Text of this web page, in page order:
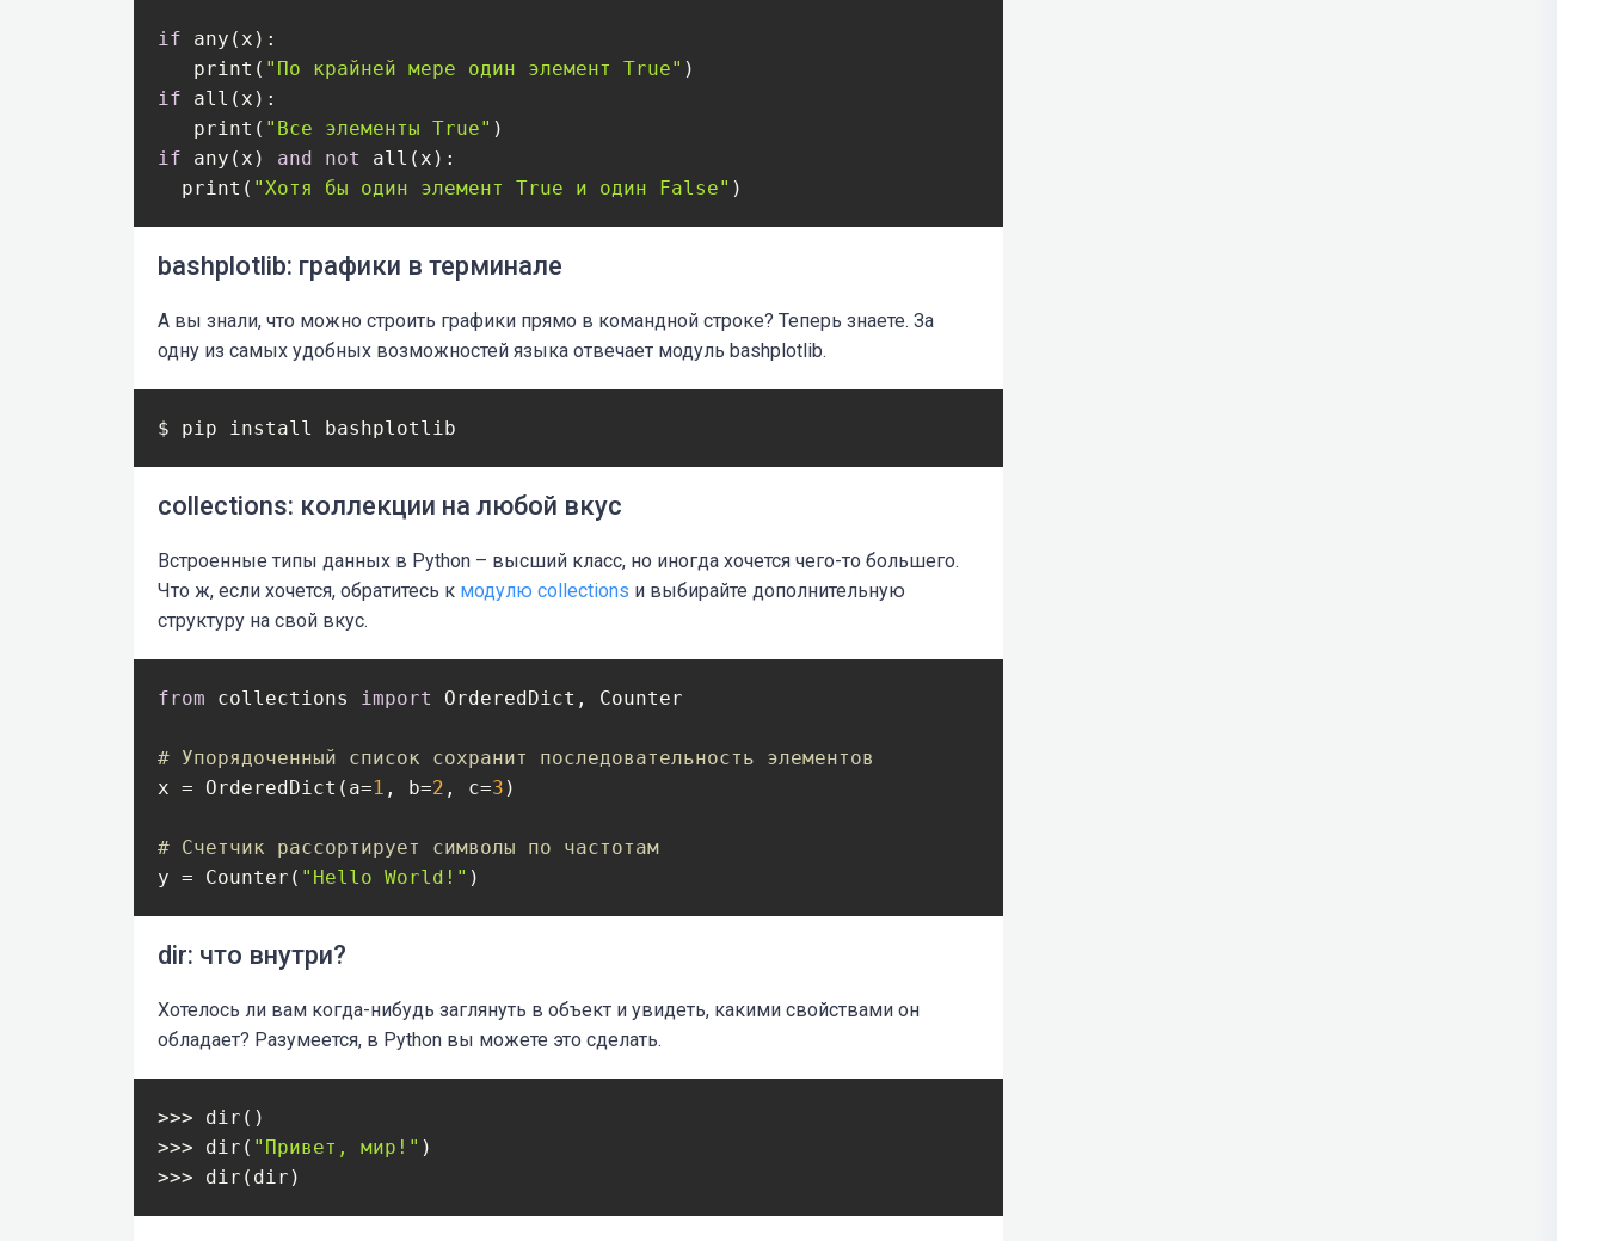
if any(x):
   print(
"По крайней мере один элемент True"
if all(x):
   print(
"Все элементы True"
if any(x) and not
all(x):
  print(
"Хотя бы один элемент True и один False" )
bashplotlib: графики в терминале
А вы знали, что можно строить графики прямо в командной строке? Теперь знаете. За
одну из самых удобных возможностей языка отвечает модуль bashplotlib.
$ pip install bashplotlib
collections: коллекции на любой вкус
Встроенные типы данных в Python – высший класс, но иногда хочется чего-то большего.
Что ж, если хочется, обратитесь к модулю collections и выбирайте дополнительную
структуру на свой вкус.
from collections import OrderedDict, Counter
# Упорядоченный список сохранит последовательность элементов
x = OrderedDict(a=1 , b=2 , c=3 )
# Счетчик рассортирует символы по частотам
y = Counter( "Hello World!" )
dir: что внутри?
Хотелось ли вам когда-нибудь заглянуть в объект и увидеть, какими свойствами он
обладает? Разумеется, в Python вы можете это сделать.
>>> dir()
>>> dir( "Привет, мир!" )
>>> dir(dir)